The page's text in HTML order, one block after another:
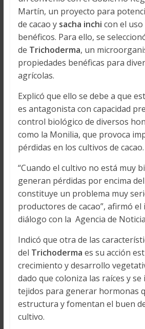
Martín, un proyecto para
de cacao y sacha inchi con el
benéficos. Para ello, se
de Trichoderma, un
propiedades benéficas para
agrícolas.
Explicó que ello se debe a que
es antagonista con capacidad
control biológico de diversos
como la Monilia, que provoca
pérdidas en los cultivos de cacao.
“Cuando el cultivo no está muy
generan pérdidas por encima
constituye un problema muy
productores de cacao”, afirmó
diálogo con la Agencia de
Indicó que otra de las
del Trichoderma es su acción
crecimiento y desarrollo
dado que coloniza las raíces y
tejidos para generar hormonas
estructura y fomentan el buen
cultivo.